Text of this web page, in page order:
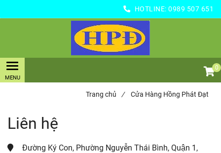
HOTLINE: 0989 507 651
0
Trang chủ / Cửa Hàng Hồng Phát Đạt
Liên hệ
Đường Ký Con, Phường Nguyễn Thái Bình, Quận 1,